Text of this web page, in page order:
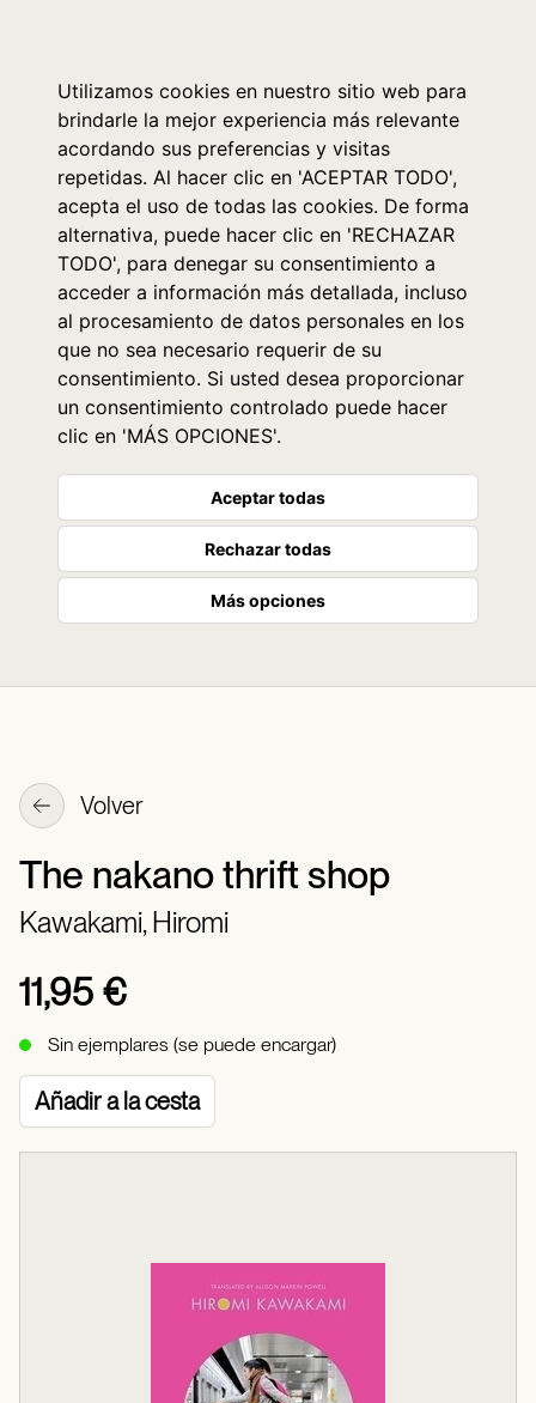
Utilizamos cookies en nuestro sitio web para
brindarle la mejor experiencia más relevante
acordando sus preferencias y visitas
repetidas. Al hacer clic en 'ACEPTAR TODO',
acepta el uso de todas las cookies. De forma
alternativa, puede hacer clic en 'RECHAZAR
TODO', para denegar su consentimiento a
acceder a información más detallada, incluso
al procesamiento de datos personales en los
que no sea necesario requerir de su
consentimiento. Si usted desea proporcionar
un consentimiento controlado puede hacer
clic en 'MÁS OPCIONES'.
Aceptar todas
Rechazar todas
Más opciones
Volver
The nakano thrift shop
Kawakami, Hiromi
11,95 €
Sin ejemplares (se puede encargar)
Añadir a la cesta